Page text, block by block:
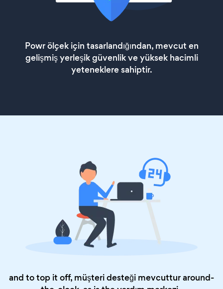
Powr ölçek için tasarlandığından, mevcut en
gelişmiş yerleşik güvenlik ve yüksek hacimli
yeteneklere sahiptir.
and to top it off, müşteri desteği mevcuttur around-